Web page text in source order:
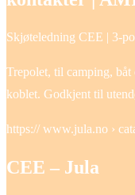
Skjøteledning CEE | 3-
Trepolet, til camping,
koblet. Godkjent til
https:// www.jula.no ›
CEE – Jula